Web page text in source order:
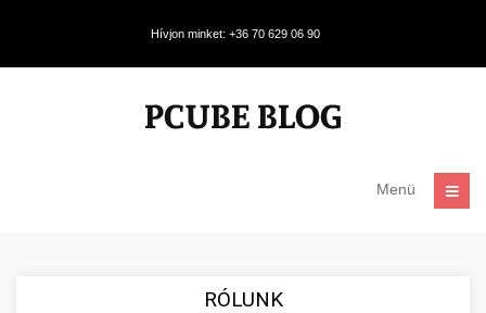
Hívjon minket: +36 70 629 06 90
Menü
RÓLUNK